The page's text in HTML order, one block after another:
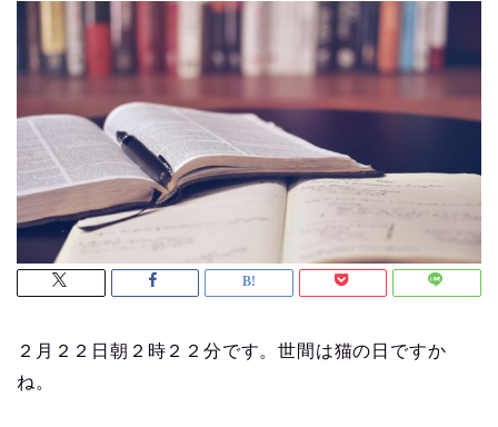
２月２２日朝２時２２分です。世間は猫の日ですか
ね。